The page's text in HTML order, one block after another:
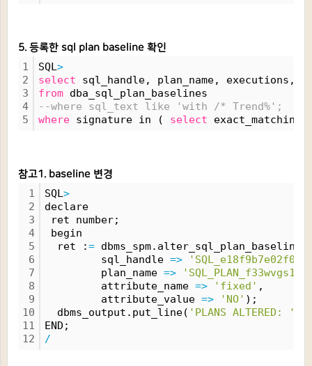
5. 등록한 sql plan baseline 확인
1
2
3
4
5
SQL>
select sql_handle, plan_name, executions,
from dba_sql_plan_baselines
--where sql_text like 'with /* Trend%';
where signature in ( select
참고1. baseline 변경
1
2
3
4
5
6
7
8
9
10
11
12
SQL>
declare
ret number;
begin
ret := dbms_spm.alter_sql_plan_baseline(
sql_handle =>
plan_name =>
attribute_name => 'fixed' ,
attribute_value => 'NO' );
dbms_output.put_line( 'PLANS ALTERED: '
END;
/